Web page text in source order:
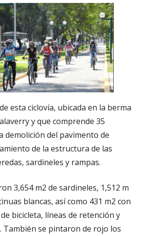
esta ciclovía, ubicada en la berma
y que comprende 35
demolición del pavimento de
de la estructura de las
sardineles y rampas.
3,654 m2 de sardineles, 1,512 m
blancas, así como 431 m2 con
bicicleta, líneas de retención y
También se pintaron de rojo los